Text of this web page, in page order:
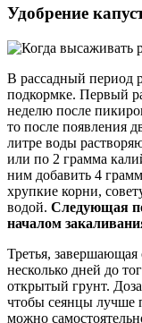
Удобрение
В рассадный период
подкормке. Первый
неделю после
то после появления
литре воды
или по 2 грамма
ним добавить 4
хрупкие корни,
водой. Следующая
началом
Третья, завершающая
несколько дней до
открытый грунт.
чтобы сеянцы лучше
можно